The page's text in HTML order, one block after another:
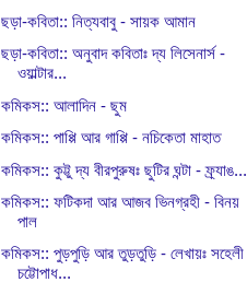
ছড়া-কবিতা:: নিত্যবাবু - সায়ক আমান
ছড়া-কবিতা:: অনুবাদ কবিতাঃ দ্য লিসেনার্স -
ওয়াল্টার...
কমিকস:: আলাদিন - ছুম
কমিকস:: পাপ্পি আর গাপ্পি - নচিকেতা মাহাত
কমিকস:: কুট্টু দ্য বীরপুরুষঃ ছুটির ঘন্টা - ফ্র্যাঙ...
কমিকস:: ফটিকদা আর আজব ভিনগ্রহী - বিনয়
পাল
কমিকস:: পুড়পুড়ি আর তুড়তুড়ি - লেখায়ঃ সহেলী
চট্টোপাধ...